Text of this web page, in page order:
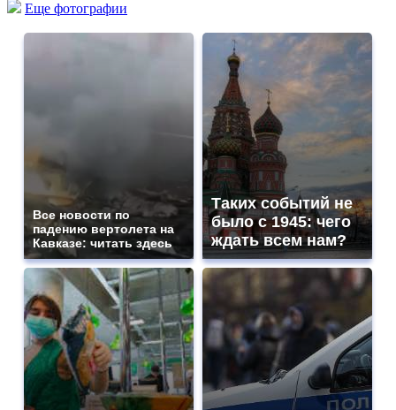
Еще фотографии
Все новости по
падению вертолета на
Кавказе: читать здесь
Таких событий не
было с 1945: чего
ждать всем нам?